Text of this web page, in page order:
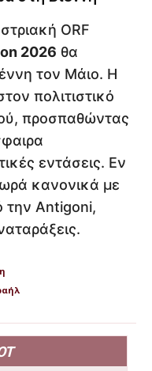
ORF
2026 θα
τον Μάιο. Η
πολιτιστικό
προσπαθώντας
εντάσεις. Εν
κανονικά με
Antigoni,